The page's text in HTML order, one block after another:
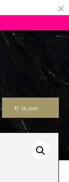
×
€ 0,00